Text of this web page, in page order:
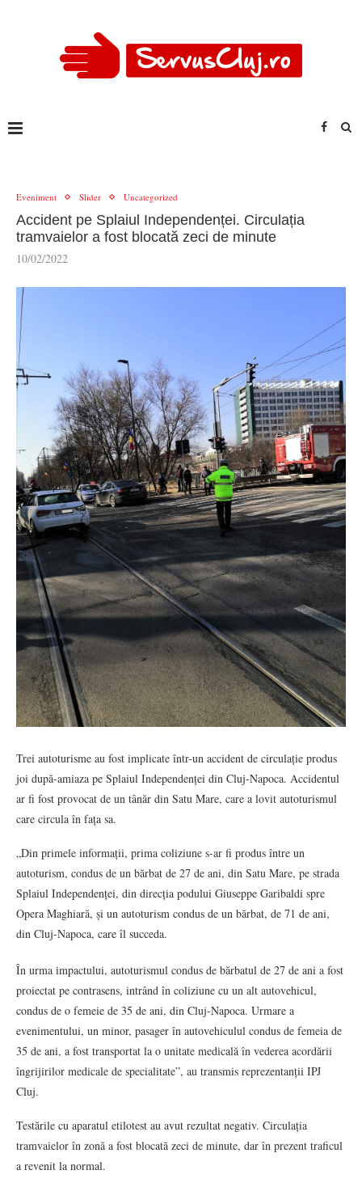
Eveniment Slider Uncategorized
Accident pe Splaiul Independenței. Circulația
tramvaielor a fost blocată zeci de minute
10/02/2022
Trei autoturisme au fost implicate într-un accident de circulație produs
joi după-amiaza pe Splaiul Independenței din Cluj-Napoca. Accidentul
ar fi fost provocat de un tânăr din Satu Mare, care a lovit autoturismul
care circula în fața sa.
„Din primele informații, prima coliziune s-ar fi produs între un
autoturism, condus de un bărbat de 27 de ani, din Satu Mare, pe strada
Splaiul Independenței, din direcția podului Giuseppe Garibaldi spre
Opera Maghiară, și un autoturism condus de un bărbat, de 71 de ani,
din Cluj-Napoca, care îl succeda.
În urma impactului, autoturismul condus de bărbatul de 27 de ani a fost
proiectat pe contrasens, intrând în coliziune cu un alt autovehicul,
condus de o femeie de 35 de ani, din Cluj-Napoca. Urmare a
evenimentului, un minor, pasager în autovehiculul condus de femeia de
35 de ani, a fost transportat la o unitate medicală în vederea acordării
îngrijirilor medicale de specialitate”, au transmis reprezentanții IPJ
Cluj.
Testările cu aparatul etilotest au avut rezultat negativ. Circulația
tramvaielor în zonă a fost blocată zeci de minute, dar în prezent traficul
a revenit la normal.